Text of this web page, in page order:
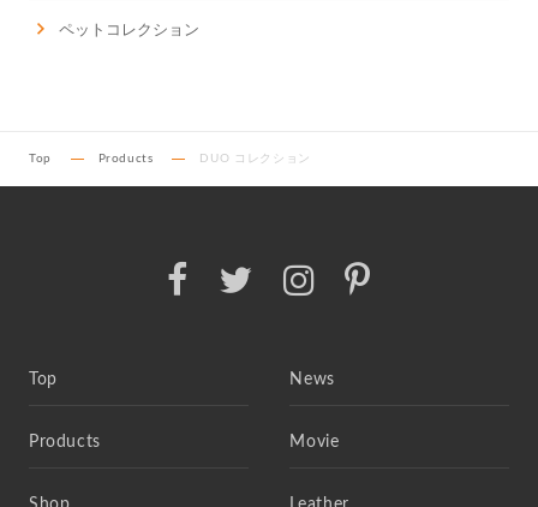
ペットコレクション
Top Products DUO コレクション
Top News
Products Movie